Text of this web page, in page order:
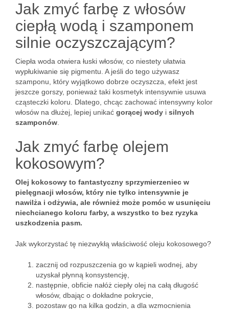
Jak zmyć farbę z włosów
ciepłą wodą i szamponem
silnie oczyszczającym?
Ciepła woda otwiera łuski włosów, co niestety ułatwia
wypłukiwanie się pigmentu. A jeśli do tego używasz
szamponu, który wyjątkowo dobrze oczyszcza, efekt jest
jeszcze gorszy, ponieważ taki kosmetyk intensywnie usuwa
cząsteczki koloru. Dlatego, chcąc zachować intensywny kolor
włosów na dłużej, lepiej unikać gorącej wody i silnych
szamponów
Jak zmyć farbę olejem
kokosowym?
Olej kokosowy to fantastyczny sprzymierzeniec w
pielęgnacji włosów, który nie tylko intensywnie je
nawilża i odżywia, ale również może pomóc w usunięciu
niechcianego koloru farby, a wszystko to bez ryzyka
uszkodzenia pasm.
Jak wykorzystać tę niezwykłą właściwość oleju kokosowego?
zacznij od rozpuszczenia go w kąpieli wodnej, aby
uzyskał płynną konsystencję,
następnie, obficie nałóż ciepły olej na całą długość
włosów, dbając o dokładne pokrycie,
pozostaw go na kilka godzin, a dla wzmocnienia